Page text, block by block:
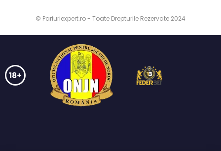
© Pariuriexpert.ro - Toate Drepturile Rezervate 2024